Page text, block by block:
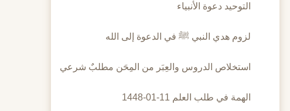
التوحيد دعوة الأنبياء
لزوم هدي النبي ﷺ في الدعوة إلى الله
استخلاص الدروس والعِبَر من المِحَن مطلبٌ شرعي
الهمة في طلب العلم 11-01-1448